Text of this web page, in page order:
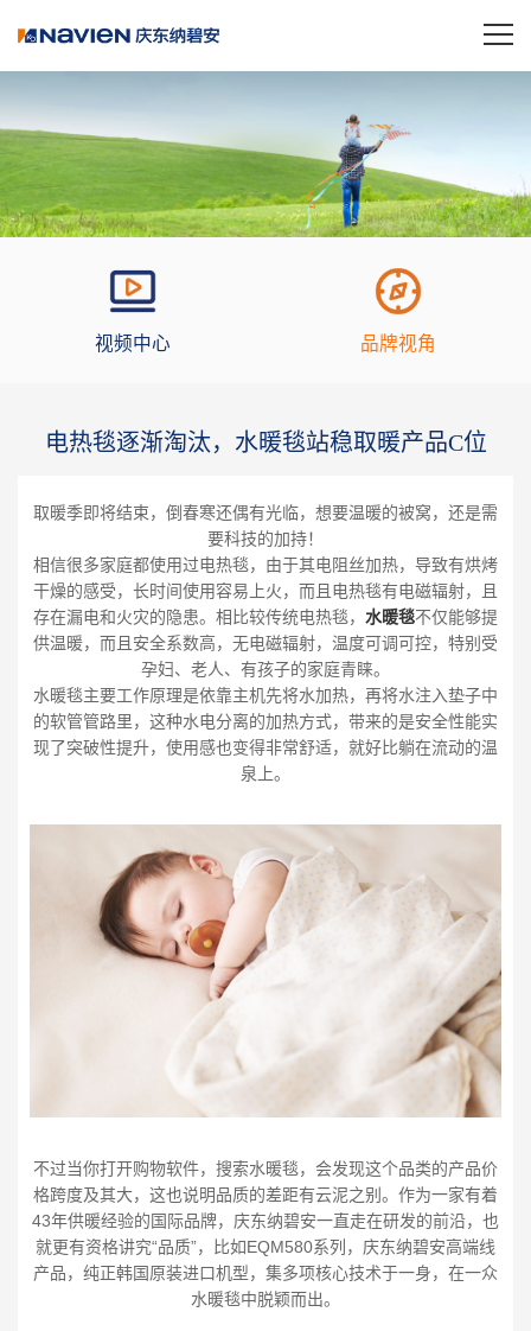
视频中心 品牌视角
电热毯逐渐淘汰，水暖毯站稳取暖产品C位
取暖季即将结束，倒春寒还偶有光临，想要温暖的被窝，还是需
要科技的加持！
相信很多家庭都使用过电热毯，由于其电阻丝加热，导致有烘烤
干燥的感受，长时间使用容易上火，而且电热毯有电磁辐射，且
存在漏电和火灾的隐患。相比较传统电热毯， 水暖毯不仅能够提
供温暖，而且安全系数高，无电磁辐射，温度可调可控，特别受
孕妇、老人、有孩子的家庭青睐。
水暖毯主要工作原理是依靠主机先将水加热，再将水注入垫子中
的软管管路里，这种水电分离的加热方式，带来的是安全性能实
现了突破性提升，使用感也变得非常舒适，就好比躺在流动的温
泉上。
不过当你打开购物软件，搜索水暖毯，会发现这个品类的产品价
格跨度及其大，这也说明品质的差距有云泥之别。作为一家有着
43年供暖经验的国际品牌，庆东纳碧安一直走在研发的前沿，也
就更有资格讲究“品质”，比如EQM580系列，庆东纳碧安高端线
产品，纯正韩国原装进口机型，集多项核心技术于一身，在一众
水暖毯中脱颖而出。